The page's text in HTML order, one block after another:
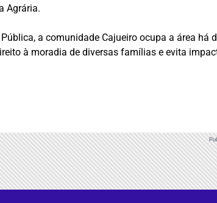
Agrária.
a comunidade Cajueiro ocupa a área
à moradia de diversas famílias e evita